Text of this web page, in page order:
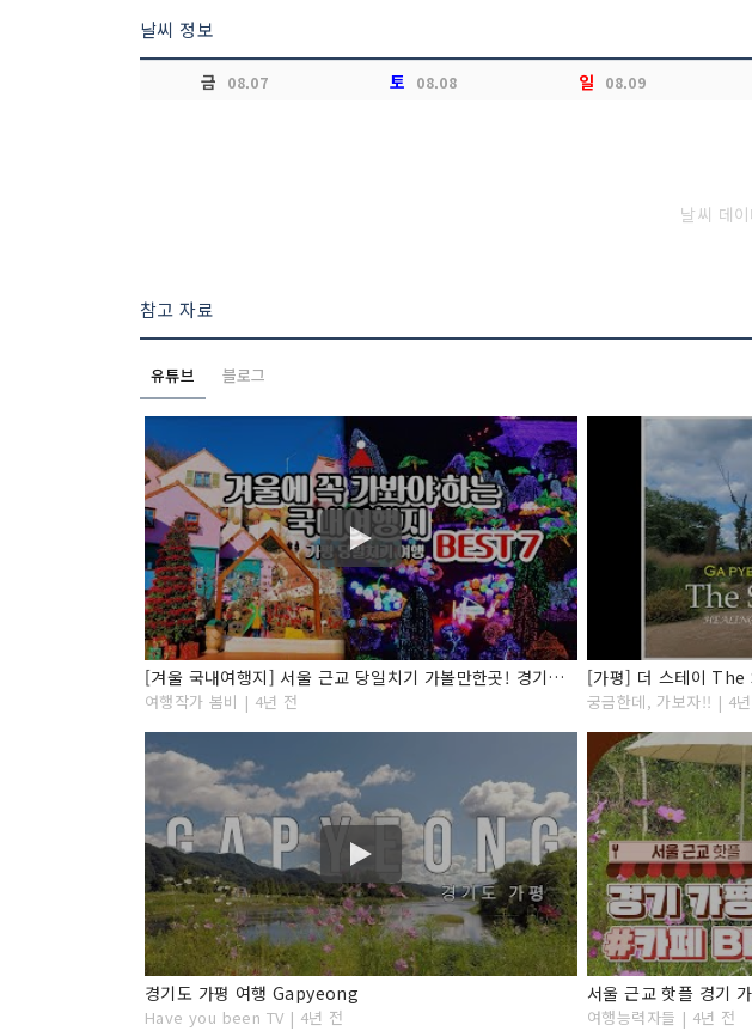
날씨 정보
금 08.07 토 08.08 일 08.09
날씨 데
참고 자료
유튜브 블로그
[겨울 국내여행지] 서울 근교 당일치기 가볼만한곳! 경기도 가평 여행 BEST7 아침고요수목원/오색별빛정원전
여행작가 봄비 | 4년 전 궁금한데, 가보자!! | 4
경기도 가평 여행 Gapyeong
Have you been TV | 4년 전 여행능력자들 | 4년 전